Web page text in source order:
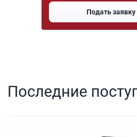
Подать заявку
Последние